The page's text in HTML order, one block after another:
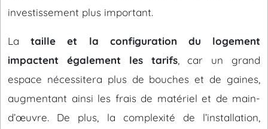
investissement plus important.
Lataille et la configuration du logement
impactent également les tarifs, car un grand
espace nécessitera plus de bouches et de gaines,
augmentant ainsi les frais de matériel et de main-
d’œuvre. De plus, la complexité de l’installation,